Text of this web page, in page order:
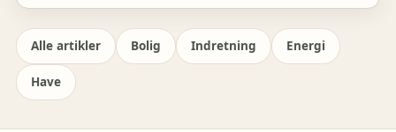
Alle artikler Bolig Indretning Energi
Have